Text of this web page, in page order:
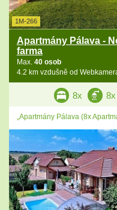
1M-266
Apartmány Pálava -
farma
Max. 40 osob
4.2 km vzdušně od
8x 8x
„Apartmány Pálava (8x